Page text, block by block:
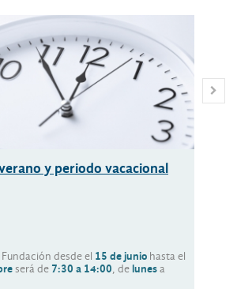
y periodo vacacional
desde el 15 de junio hasta el
será de 7:30 a 14:00, delunesa